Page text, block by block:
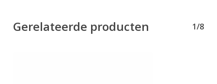
Gerelateerde producten 1/8